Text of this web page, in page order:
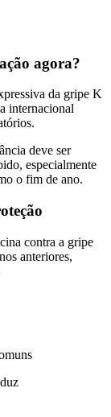
agora?
da gripe K
internacional
deve ser
especialmente
o fim de ano.
contra a gripe
anteriores,